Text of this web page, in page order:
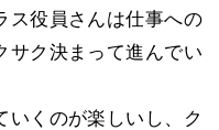
ス役員さんは仕事への
サク決まって進んでい
いくのが楽しいし、ク